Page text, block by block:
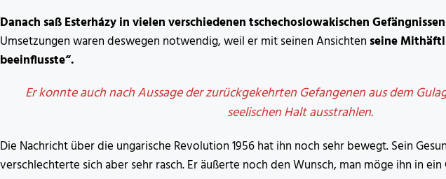
Danach saß Esterházy in vielen verschiedenen tschechoslowakischen
Umsetzungen waren deswegen notwendig, weil er mit seinen Ansichten seine
beeinflusste“.
Er konnte auch nach Aussage der zurückgekehrten Gefangenen aus dem
seelischen Halt ausstrahlen.
Die Nachricht über die ungarische Revolution 1956 hat ihn noch sehr bewegt. Sein
verschlechterte sich aber sehr rasch. Er äußerte noch den Wunsch, man möge ihn in ein